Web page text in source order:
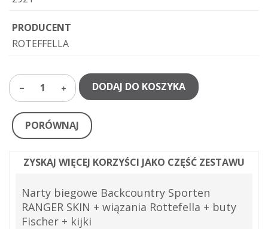
PRODUCENT
ROTEFFELLA
1 DODAJ DO KOSZYKA
PORÓWNAJ
ZYSKAJ WIĘCEJ KORZYŚCI JAKO CZĘŚĆ ZESTAWU
Narty biegowe Backcountry Sporten
RANGER SKIN + wiązania Rottefella + buty
Fischer + kijki